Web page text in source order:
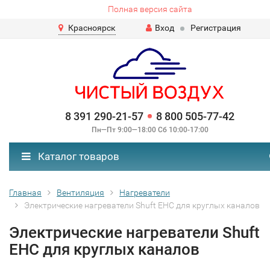
Полная версия сайта
Красноярск
Вход Регистрация
8 391 290-21-57 8 800 505-77-42
Пн—Пт 9:00—18:00 Сб 10:00-17:00
Каталог товаров
Главная Вентиляция
Нагреватели
Электрические нагреватели Shuft EHC для круглых каналов
Электрические нагреватели Shuft
EHC для круглых каналов